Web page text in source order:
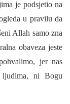
je podsjetio na
u pravilu da
Allah samo zna
obaveza jeste
jer nas
ni Bogu